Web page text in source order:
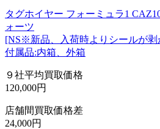
タグホイヤー フォーミュラ1
ォーツ
[NS※新品、入荷時よりシールが剥
付属品:内箱、外箱
９社平均買取価格
120,000円
店舗間買取価格差
24,000円